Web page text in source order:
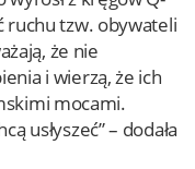
ruchu tzw. obywateli
że nie
i wierzą, że ich
mocami.
usłyszeć” – dodała